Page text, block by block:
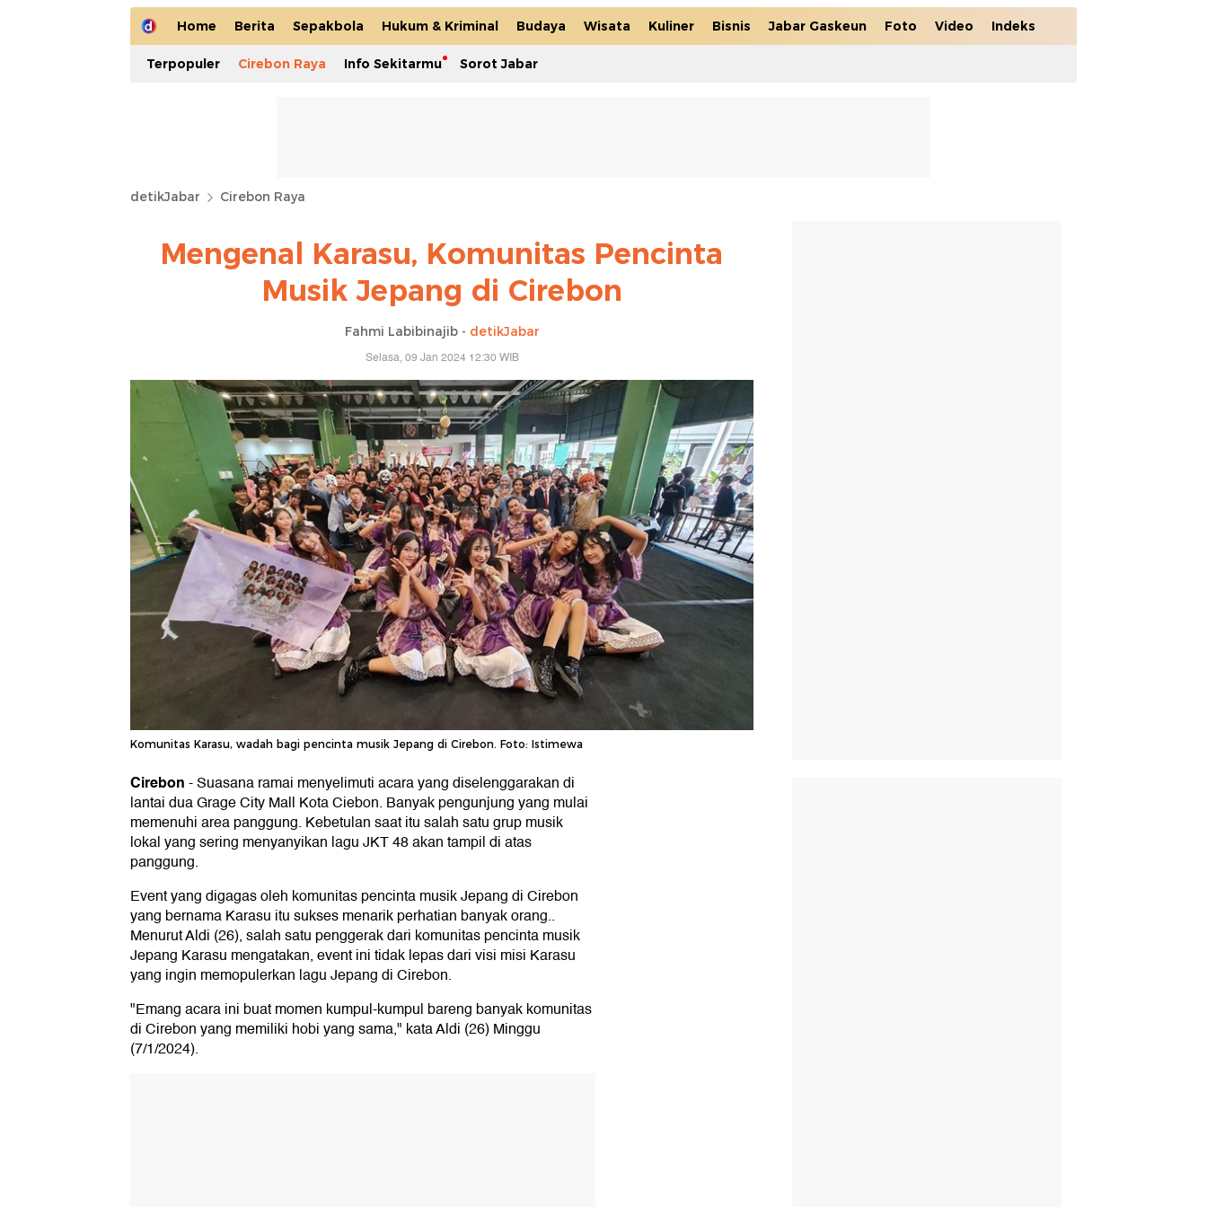
Home Berita Sepakbola Hukum & Kriminal Budaya Wisata Kuliner Bisnis Jabar Gaskeun Foto Video Indeks
Terpopuler Cirebon Raya Info Sekitarmu Sorot Jabar
detikJabar Cirebon Raya
Mengenal Karasu, Komunitas Pencinta
Musik Jepang di Cirebon
Fahmi Labibinajib - detikJabar
Selasa, 09 Jan 2024 12:30 WIB
Komunitas Karasu, wadah bagi pencinta musik Jepang di Cirebon. Foto: Istimewa
Cirebon-Suasana ramai menyelimuti acara yang diselenggarakan di
lantai dua Grage City Mall Kota Ciebon. Banyak pengunjung yang mulai
memenuhi area panggung. Kebetulan saat itu salah satu grup musik
lokal yang sering menyanyikan lagu JKT 48 akan tampil di atas
panggung.
Event yang digagas oleh komunitas pencinta musik Jepang di Cirebon
yang bernama Karasu itu sukses menarik perhatian banyak orang..
Menurut Aldi (26), salah satu penggerak dari komunitas pencinta musik
Jepang Karasu mengatakan, event ini tidak lepas dari visi misi Karasu
yang ingin memopulerkan lagu Jepang di Cirebon.
"Emang acara ini buat momen kumpul-kumpul bareng banyak komunitas
di Cirebon yang memiliki hobi yang sama," kata Aldi (26) Minggu
(7/1/2024).